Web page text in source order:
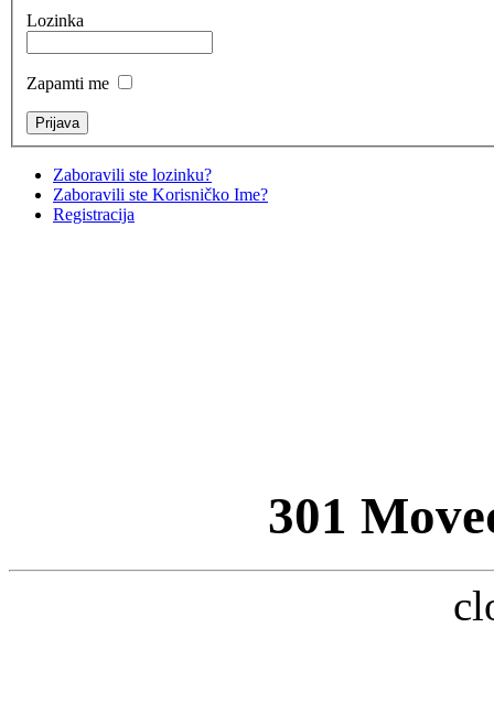
Lozinka
Zapamti me
Zaboravili ste lozinku?
Zaboravili ste Korisničko Ime?
Registracija
301